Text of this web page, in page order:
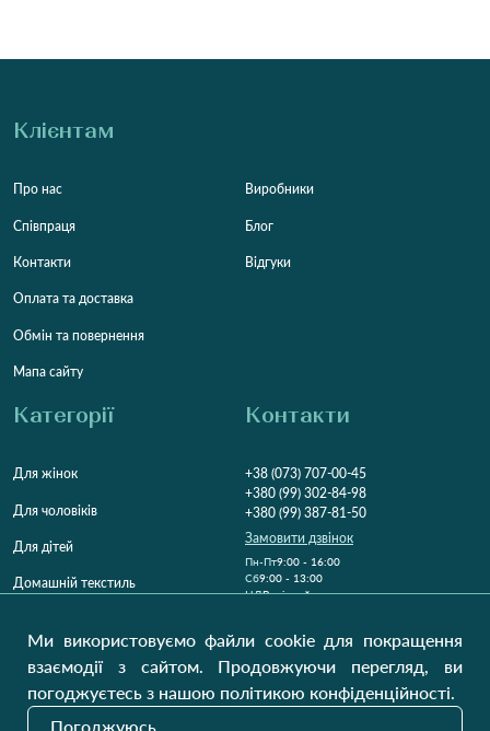
Клієнтам
Про нас
Співпраця
Контакти
Оплата та доставка
Обмін та повернення
Мапа сайту
Виробники
Блог
Відгуки
Категорії
Для жінок
Для чоловіків
Для дітей
Домашній текстиль
Контакти
+38 (073) 707-00-45
+380 (99) 302-84-98
+380 (99) 387-81-50
Замовити дзвінок
Пн-Пт9:00 - 16:00
Cб9:00 - 13:00
НДВихідний
Україна, Луцьк, 43000
Наші оновлення
Ми використовуємо файли cookie для покращення
взаємодії з сайтом. Продовжуючи перегляд, ви
погоджуєтесь з нашою політикою конфіденційності.
Погоджуюсь